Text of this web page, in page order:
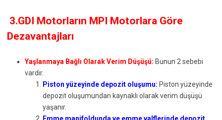
3.GDI Motorların MPI Motorlara Göre
Dezavantajları
Yaşlanmaya Bağlı Olarak Verim Düşüşü: Bunun 2 sebebi
vardır.
Piston yüzeyinde depozit oluşumu: Piston yüzeyinde
depozit oluşumundan kaynaklı olarak verim düşüşü
yaşanır.
Emme manifoldunda ve emme valflerinde depozit